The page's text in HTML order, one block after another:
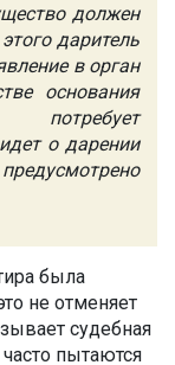
должен
даритель
в орган
основания
потребует
о дарении
была
не отменяет
судебная
пытаются